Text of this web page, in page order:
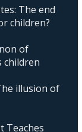
The end
children?
of
children
illusion of
Teaches